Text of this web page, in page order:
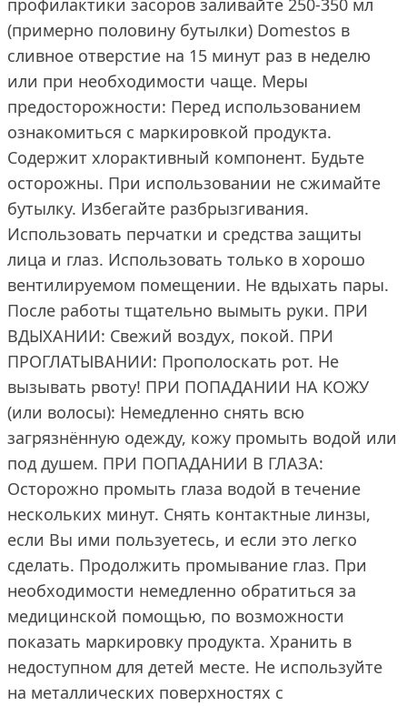
профилактики засоров заливайте 250-350 мл
(примерно половину бутылки) Domestos в
сливное отверстие на 15 минут раз в неделю
или при необходимости чаще. Меры
предосторожности: Перед использованием
ознакомиться с маркировкой продукта.
Содержит хлорактивный компонент. Будьте
осторожны. При использовании не сжимайте
бутылку. Избегайте разбрызгивания.
Использовать перчатки и средства защиты
лица и глаз. Использовать только в хорошо
вентилируемом помещении. Не вдыхать пары.
После работы тщательно вымыть руки. ПРИ
ВДЫХАНИИ: Свежий воздух, покой. ПРИ
ПРОГЛАТЫВАНИИ: Прополоскать рот. Не
вызывать рвоту! ПРИ ПОПАДАНИИ НА КОЖУ
(или волосы): Немедленно снять всю
загрязнённую одежду, кожу промыть водой или
под душем. ПРИ ПОПАДАНИИ В ГЛАЗА:
Осторожно промыть глаза водой в течение
нескольких минут. Снять контактные линзы,
если Вы ими пользуетесь, и если это легко
сделать. Продолжить промывание глаз. При
необходимости немедленно обратиться за
медицинской помощью, по возможности
показать маркировку продукта. Хранить в
недоступном для детей месте. Не используйте
на металлических поверхностях с